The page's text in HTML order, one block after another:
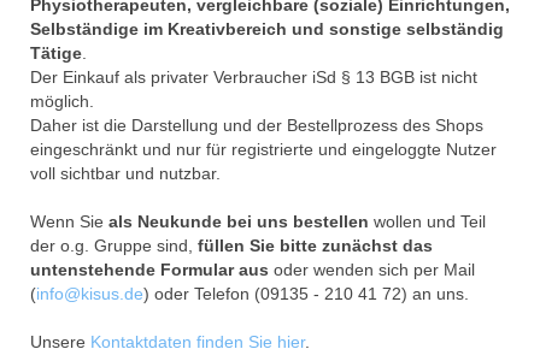
Physiotherapeuten, vergleichbare (soziale) Einrichtungen,
Selbständige im Kreativbereich und sonstige selbständig
Tätige.
Der Einkauf als privater Verbraucher iSd § 13 BGB ist nicht
möglich.
Daher ist die Darstellung und der Bestellprozess des Shops
eingeschränkt und nur für registrierte und eingeloggte Nutzer
voll sichtbar und nutzbar.
Wenn Sie als Neukunde bei uns bestellen wollen und Teil
der o.g. Gruppe sind, füllen Sie bitte zunächst das
untenstehende Formular aus oder wenden sich per Mail
(info@kisus.de) oder Telefon (09135 - 210 41 72) an uns.
Unsere Kontaktdaten finden Sie hier.